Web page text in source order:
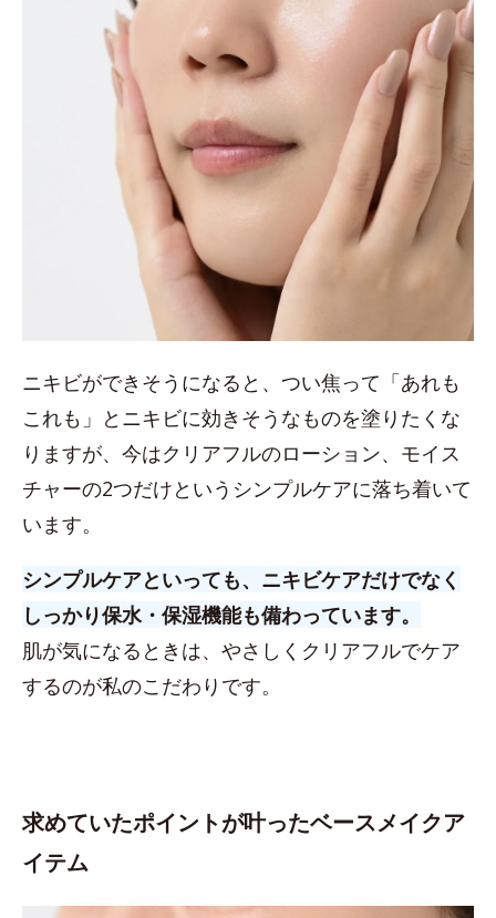
ニキビができそうになると、つい焦って「あれも
これも」とニキビに効きそうなものを塗りたくな
りますが、今はクリアフルのローション、モイス
チャーの2つだけというシンプルケアに落ち着いて
います。
シンプルケアといっても、ニキビケアだけでなく
しっかり保水・保湿機能も備わっています。
肌が気になるときは、やさしくクリアフルでケア
するのが私のこだわりです。
求めていたポイントが叶ったベースメイクア
イテム